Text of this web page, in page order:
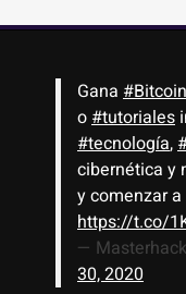
Gana #Bitcoin
o#tutoriales
#tecnología,
cibernética y
y comenzar
https://t.co/
—
30, 2020